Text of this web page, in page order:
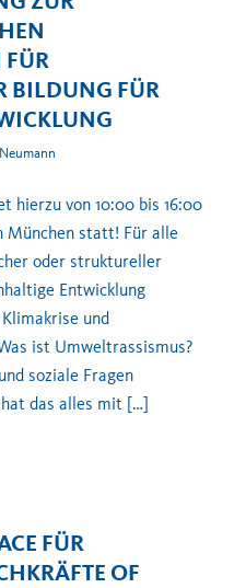
FÜR
BILDUNG FÜR
hierzu von 10:00 bis 16:00
München statt! Für alle
oder struktureller
Entwicklung
und
ist Umweltrassismus?
soziale Fragen
hat das alles mit […]
FÜR
OF